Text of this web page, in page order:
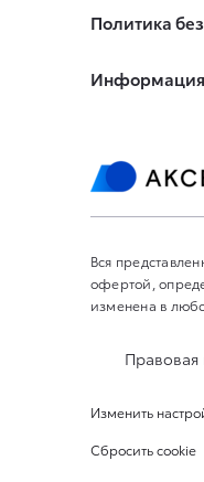
Политика
Информация
Вся
офертой,
изменена в
Изменить
Сбросить cookie